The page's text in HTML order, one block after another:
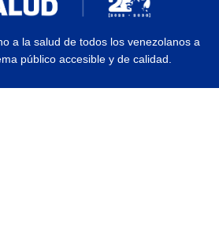
a la salud de todos los venezolanos a
público accesible y de calidad.